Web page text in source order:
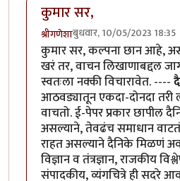
कुमार सर,
श्रीगणेशाबुधवार, 10/05/2023 18:35
कुमार सर, कल्पना छान आहे,
खरं तर, वाचन लिखाणाबद्दल
स्वतःला नक्की विचारावेत. ----
आठवड्यातून एकदा-दोनदा
वाचतो. ई-पेपर प्रकार छापील
असल्याने, तेवढंच समाधान वाटतं.
राहत असल्याने दैनिके मिळणं
विज्ञान व तंत्रज्ञान, राजकीय
संपादकीय, व्यंगचित्रे ही सदरे